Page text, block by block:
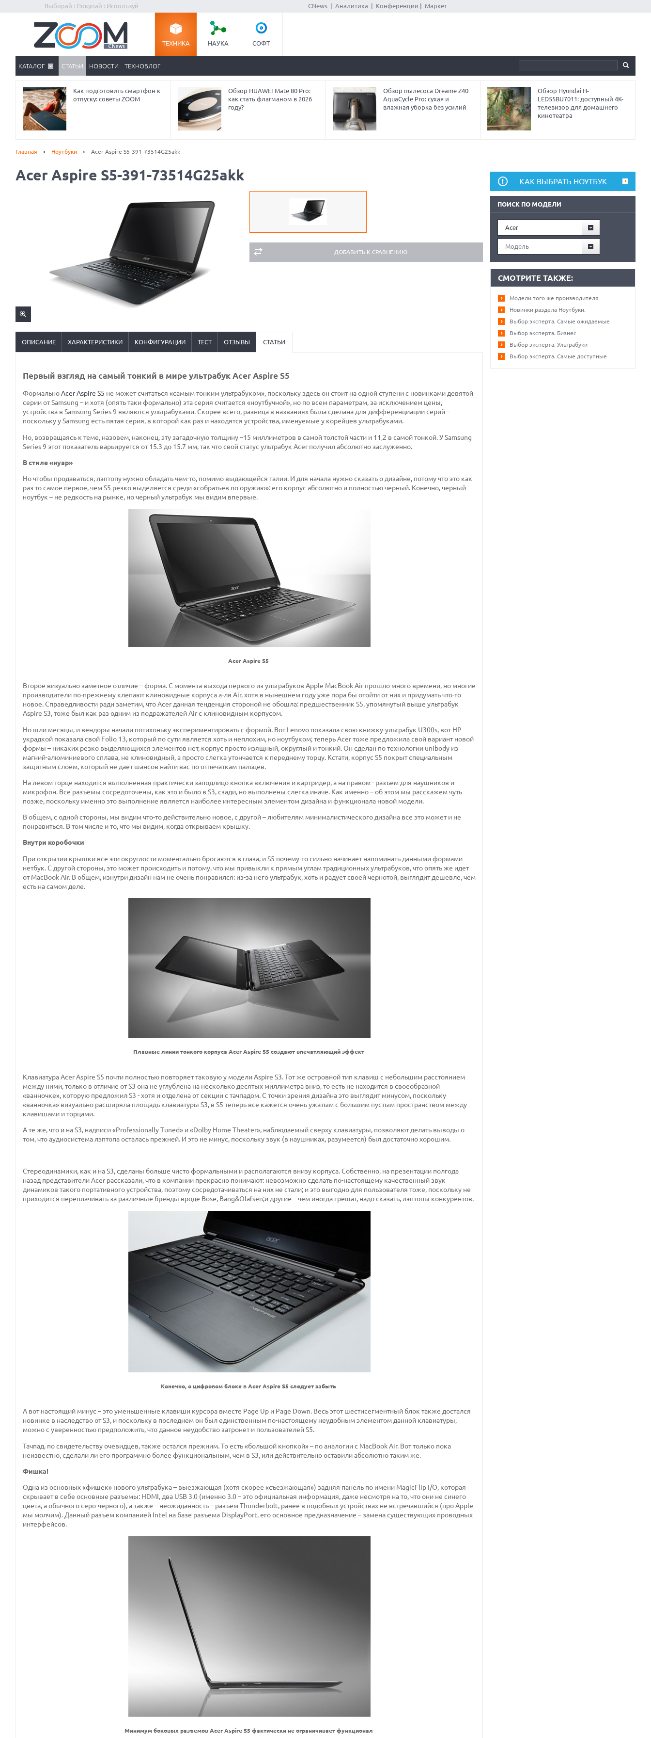
Выбирай : Покупай : Используй CNews| Аналитика Конференции Маркет
ТЕХНИКА НАУКА СОФТ
КАТАЛОГ СТАТЬИ НОВОСТИ ТЕХНОБЛОГ
Как подготовить смартфон к
отпуску: советы ZOOM
Обзор HUAWEI Mate 80 Pro:
как стать флагманом в 2026
году?
Обзор пылесоса Dreame Z40
AquaCycle Pro: сухая и
влажная уборка без усилий
Обзор Hyundai H-
LED55BU7011: доступный 4K-
телевизор для домашнего
кинотеатра
Главная Ноутбуки Acer Aspire S5-391-73514G25akk
Acer Aspire S5-391-73514G25akk
ДОБАВИТЬ К СРАВНЕНИЮ
ОПИСАНИЕ ХАРАКТЕРИСТИКИ КОНФИГУРАЦИИ ТЕСТ ОТЗЫВЫ СТАТЬИ
Первый взгляд на самый тонкий в мире ультрабук Acer Aspire S5
ФормальноAcer Aspire S5 не может считаться «самым тонким ультрабуком», поскольку здесь он стоит на одной ступени с новинками девятой
серии от Samsung – и хотя (опять таки формально) эта серия считается «ноутбучной», но по всем параметрам, за исключением цены,
устройства в Samsung Series 9 являются ультрабуками. Скорее всего, разница в названиях была сделана для дифференциации серий –
поскольку у Samsung есть пятая серия, в которой как раз и находятся устройства, именуемые у корейцев ультрабуками.
Но, возвращаясь к теме, назовем, наконец, эту загадочную толщину –15 миллиметров в самой толстой части и 11,2 в самой тонкой. У Samsung
Series 9 этот показатель варьируется от 15.3 до 15.7 мм, так что свой статус ультрабук Acer получил абсолютно заслуженно.
В стиле «нуар»
Но чтобы продаваться, лэптопу нужно обладать чем-то, помимо выдающейся талии. И для начала нужно сказать о дизайне, потому что это как
раз то самое первое, чем S5 резко выделяется среди «собратьев по оружию»: его корпус абсолютно и полностью черный. Конечно, черный
ноутбук – не редкость на рынке, но черный ультрабук мы видим впервые.
Acer Aspire S5
Второе визуально заметное отличие – форма. С момента выхода первого из ультрабуков Apple MacBook Air прошло много времени, но многие
производители по-прежнему клепают клиновидные корпуса а-ля Air, хотя в нынешнем году уже пора бы отойти от них и придумать что-то
новое. Справедливости ради заметим, что Acer данная тенденция стороной не обошла: предшественник S5, упомянутый выше ультрабук
Aspire S3, тоже был как раз одним из подражателей Air с клиновидным корпусом.
Но шли месяцы, и вендоры начали потихоньку экспериментировать с формой. Вот Lenovo показала свою книжку-ультрабук U300s, вот HP
украдкой показала свой Folio 13, который по сути является хоть и неплохим, но ноутбуком; теперь Acer тоже предложила свой вариант новой
формы – никаких резко выделяющихся элементов нет, корпус просто изящный, округлый и тонкий. Он сделан по технологии unibody из
магний-алюминиевого сплава, не клиновидный, а просто слегка утончается к переднему торцу. Кстати, корпус S5 покрыт специальным
защитным слоем, который не дает шансов найти вас по отпечаткам пальцев.
На левом торце находится выполненная практически заподлицо кнопка включения и картридер, а на правом– разъем для наушников и
микрофон. Все разъемы сосредоточены, как это и было в S3, сзади, но выполнены слегка иначе. Как именно – об этом мы расскажем чуть
позже, поскольку именно это выполнение является наиболее интересным элементом дизайна и функционала новой модели.
В общем, с одной стороны, мы видим что-то действительно новое, с другой – любителям минималистического дизайна все это может и не
понравиться. В том числе и то, что мы видим, когда открываем крышку.
Внутри коробочки
При открытии крышки все эти округлости моментально бросаются в глаза, и S5 почему-то сильно начинает напоминать данными формами
нетбук. С другой стороны, это может происходить и потому, что мы привыкли к прямым углам традиционных ультрабуков, что опять же идет
от MacBook Air. В общем, изнутри дизайн нам не очень понравился: из-за него ультрабук, хоть и радует своей чернотой, выглядит дешевле, чем
есть на самом деле.
Плавные линии тонкого корпуса Acer Aspire S5 создают впечатляющий эффект
Клавиатура Acer Aspire S5 почти полностью повторяет таковую у модели Aspire S3. Тот же островной тип клавиш с небольшим расстоянием
между ними, только в отличие от S3 она не углублена на несколько десятых миллиметра вниз, то есть не находится в своеобразной
«ванночке», которую предложил S3 - хотя и отделена от секции с тачпадом. С точки зрения дизайна это выглядит минусом, поскольку
«ванночка» визуально расширяла площадь клавиатуры S3, в S5 теперь все кажется очень ужатым с большим пустым пространством между
клавишами и торцами.
А те же, что и на S3, надписи «Professionally Tuned» и «Dolby Home Theater», наблюдаемый сверху клавиатуры, позволяют делать выводы о
том, что аудиосистема лэптопа осталась прежней. И это не минус, поскольку звук (в наушниках, разумеется) был достаточно хорошим.
Стереодинамики, как и на S3, сделаны больше чисто формальными и располагаются внизу корпуса. Собственно, на презентации полгода
назад представители Acer рассказали, что в компании прекрасно понимают: невозможно сделать по-настоящему качественный звук
динамиков такого портативного устройства, поэтому сосредотачиваться на них не стали; и это выгодно для пользователя тоже, поскольку не
приходится переплачивать за различные бренды вроде Bose, Bang&Olafsen;и другие – чем иногда грешат, надо сказать, лэптопы конкурентов.
Конечно, о цифровом блоке в Acer Aspire S5 следует забыть
А вот настоящий минус – это уменьшенные клавиши курсора вместе Page Up и Page Down. Весь этот шестисегментный блок также достался
новинке в наследство от S3, и поскольку в последнем он был единственным по-настоящему неудобным элементом данной клавиатуры,
можно с уверенностью предположить, что данное неудобство затронет и пользователей S5.
Тачпад, по свидетельству очевидцев, также остался прежним. То есть «большой кнопкой» – по аналогии с MacBook Air. Вот только пока
неизвестно, сделали ли его программно более функциональным, чем в S3, или действительно оставили абсолютно таким же.
Фишка!
Одна из основных «фишек» нового ультрабука – выезжающая (хотя скорее «съезжающая») задняя панель по имени MagicFlip I/O, которая
скрывает в себе основные разъемы: HDMI, два USB 3.0 (именно 3.0 – это официальная информация, даже несмотря на то, что они не синего
цвета, а обычного серо-черного), а также – неожиданность – разъем Thunderbolt, ранее в подобных устройствах не встречавшийся (про Apple
мы молчим). Данный разъем компанией Intel на базе разъема DisplayPort, его основное предназначение – замена существующих проводных
интерфейсов.
Минимум боковых разъемов Acer Aspire S5 фактически не ограничивает функционал
КАК ВЫБРАТЬ НОУТБУК
ПОИСК ПО МОДЕЛИ
Acer
Модель
СМОТРИТЕ ТАКЖЕ:
Модели того же производителя
Новинки раздела Ноутбуки.
Выбор эксперта. Самые ожидаемые
Выбор эксперта. Бизнес
Выбор эксперта. Ультрабуки
Выбор эксперта. Самые доступные